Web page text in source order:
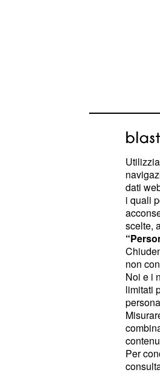
Le
Szczesny 6:
Mbakogu-
Florenzi 6:
viene
Manolas
delle
Rudiger 5:
del
dati
i quali
scelte,
non
Noi e i
limitati
Per